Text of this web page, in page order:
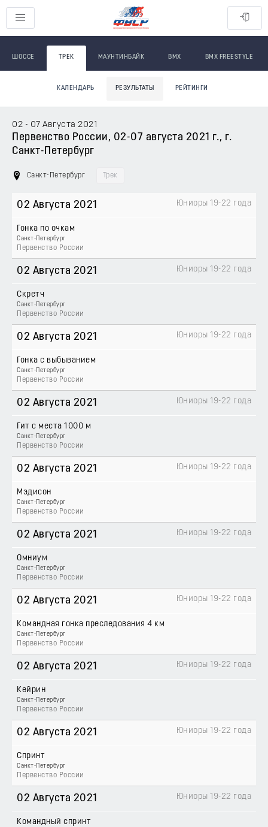
ШОССЕ ТРЕК МАУНТИНБАЙК BMX BMX FREESTYLE
КАЛЕНДАРЬ РЕЗУЛЬТАТЫ РЕЙТИНГИ
02 - 07 Августа 2021
Первенство России, 02-07 августа 2021 г., г.
Санкт-Петербург
Санкт-Петербург Трек
02 Августа 2021
Гонка по очкам
Санкт-Петербург
Первенство России
Юниоры 19-22 года
02 Августа 2021
Скретч
Санкт-Петербург
Первенство России
Юниоры 19-22 года
02 Августа 2021
Гонка с выбыванием
Санкт-Петербург
Первенство России
Юниоры 19-22 года
02 Августа 2021
Гит с места 1000 м
Санкт-Петербург
Первенство России
Юниоры 19-22 года
02 Августа 2021
Мэдисон
Санкт-Петербург
Первенство России
Юниоры 19-22 года
02 Августа 2021
Омниум
Санкт-Петербург
Первенство России
Юниоры 19-22 года
02 Августа 2021
Командная гонка преследования 4 км
Санкт-Петербург
Первенство России
Юниоры 19-22 года
02 Августа 2021
Кейрин
Санкт-Петербург
Первенство России
Юниоры 19-22 года
02 Августа 2021
Спринт
Санкт-Петербург
Первенство России
Юниоры 19-22 года
02 Августа 2021
Командный спринт
Юниоры 19-22 года